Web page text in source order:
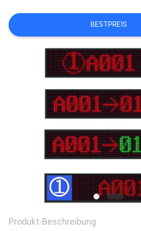
FORDERN
SIE
EIN
SITEMAP
PRIVACY
POLICY
BESTPREIS
Produkt-Beschreibung